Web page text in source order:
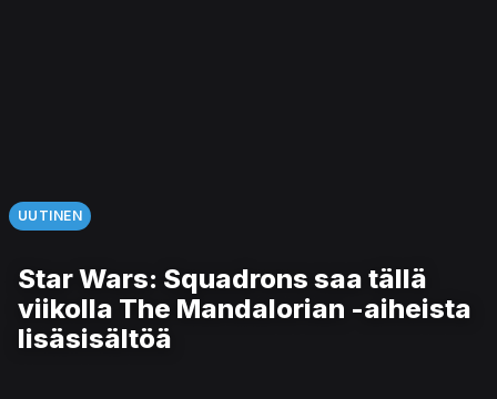
UUTINEN
Star Wars: Squadrons saa tällä
viikolla The Mandalorian -aiheista
lisäsisältöä